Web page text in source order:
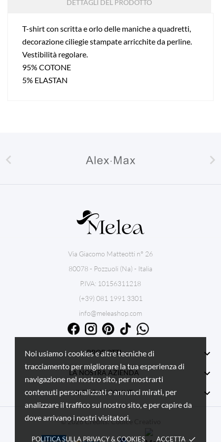
Noi usiamo i cookies e altre tecniche di
tracciamento per migliorare la tua esperienza di
navigazione nel nostro sito, per mostrarti
contenuti personalizzati e annunci mirati, per
analizzare il traffico sul nostro sito, e per capire da
dove arrivano i nostri visitatori.
POLITICA SULLA PRIVACY & COOKIES ACCETTA done
DETTAGLI DEL PRODOTTO
T-shirt con scritta e orlo delle maniche a quadretti,
decorazione ciliegie stampate arricchite da perline.
Vestibilità regolare.
95% COTONE
5% ELASTAN
 
Via Giacomo Matteotti n° 26
80078 - Pozzuoli (Na) - Italia
P.IVA: 10156311218
(+39) 081 1991 3301
info@meleashop.com
PRODOTTI 
LA NOSTRA AZIENDA 
IL TUO ACCOUNT 
© 2026 Credits:Codice Creativo